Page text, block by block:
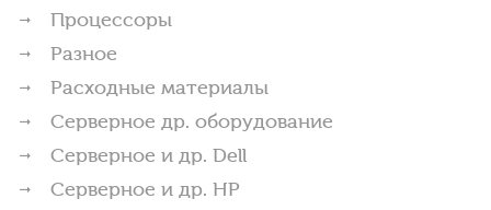
Процессоры
Разное
Расходные материалы
Серверное др. оборудование
Серверное и др. Dell
Серверное и др. HP